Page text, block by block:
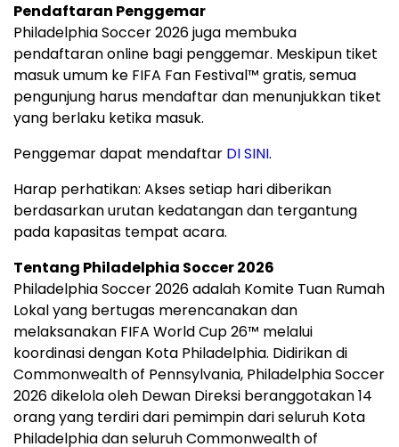
Pendaftaran Penggemar
Philadelphia Soccer 2026 juga membuka
pendaftaran online bagi penggemar. Meskipun tiket
masuk umum ke FIFA Fan Festival™ gratis, semua
pengunjung harus mendaftar dan menunjukkan tiket
yang berlaku ketika masuk.
Penggemar dapat mendaftar DI SINI.
Harap perhatikan: Akses setiap hari diberikan
berdasarkan urutan kedatangan dan tergantung
pada kapasitas tempat acara.
Tentang Philadelphia Soccer 2026
Philadelphia Soccer 2026 adalah Komite Tuan Rumah
Lokal yang bertugas merencanakan dan
melaksanakan FIFA World Cup 26™ melalui
koordinasi dengan Kota Philadelphia. Didirikan di
Commonwealth of Pennsylvania, Philadelphia Soccer
2026 dikelola oleh Dewan Direksi beranggotakan 14
orang yang terdiri dari pemimpin dari seluruh Kota
Philadelphia dan seluruh Commonwealth of